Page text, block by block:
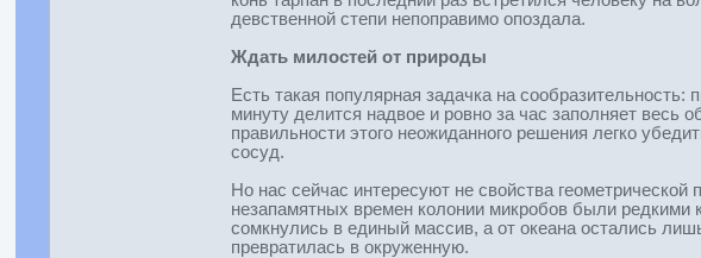
девственной степи непоправимо опоздала.
Ждать милостей от природы
Есть такая популярная задачка на
минуту делится надвое и ровно за час заполняет весь
правильности этого неожиданного решения легко
сосуд.
Но нас сейчас интересуют не свойства
незапамятных времен колонии микробов были
сомкнулись в единый массив, а от океана остались
превратилась в окруженную.